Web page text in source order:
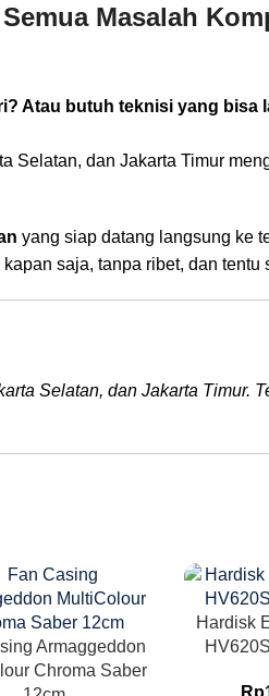
Masalah
Atau butuh teknisi yang bisa
Selatan, dan Jakarta Timur
yang siap datang langsung ke
saja, tanpa ribet, dan tentu
Selatan, dan Jakarta Timur.
Armaggeddon
Chroma Saber
Hardisk
Rp